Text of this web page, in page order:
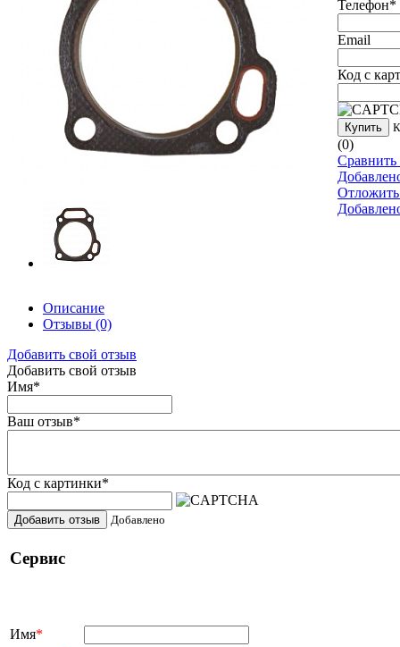
Телефон*
Email
Код с
Купить
(0)
Сравнить
Отложить
Описание
Отзывы (0)
Добавить свой отзыв
Добавить свой отзыв
Имя*
Ваш отзыв*
Код с картинки*
Добавить отзыв Добавлено
Сервис
Имя*